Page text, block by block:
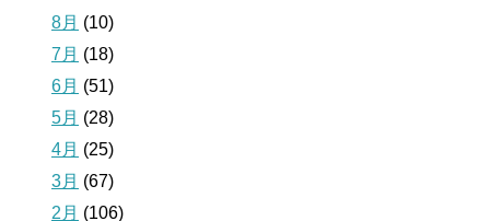
8月 (10)
7月 (18)
6月 (51)
5月 (28)
4月 (25)
3月 (67)
2月 (106)